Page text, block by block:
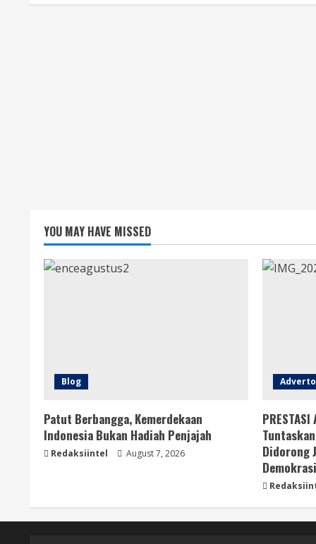
YOU MAY HAVE MISSED
Blog
Patut Berbangga, Kemerdekaan
Indonesia Bukan Hadiah Penjajah
Redaksiintel August 7, 2026
Didorong
Demokrasi